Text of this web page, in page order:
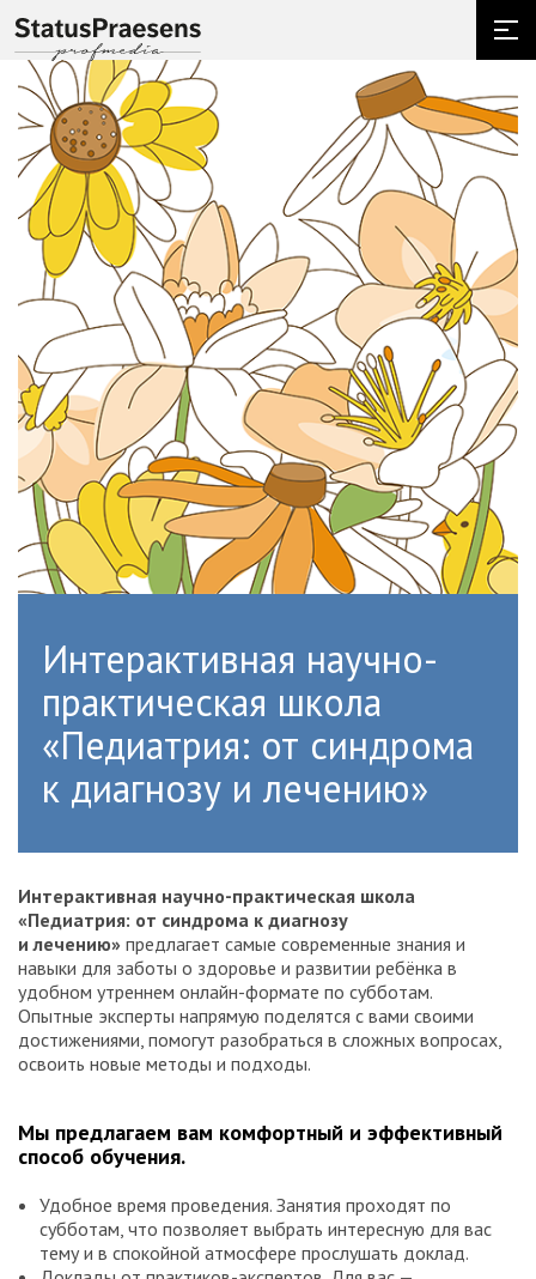
Интерактивная научно-
практическая школа
«Педиатрия: от синдрома
к диагнозу и лечению»
Интерактивная научно-практическая школа
«Педиатрия: от синдрома к диагнозу
и лечению» предлагает самые современные знания и
навыки для заботы о здоровье и развитии ребёнка в
удобном утреннем онлайн-формате по субботам.
Опытные эксперты напрямую поделятся с вами своими
достижениями, помогут разобраться в сложных вопросах,
освоить новые методы и подходы.
Мы предлагаем вам комфортный и эффективный
способ обучения.
Удобное время проведения. Занятия проходят по
субботам, что позволяет выбрать интересную для вас
тему и в спокойной атмосфере прослушать доклад.